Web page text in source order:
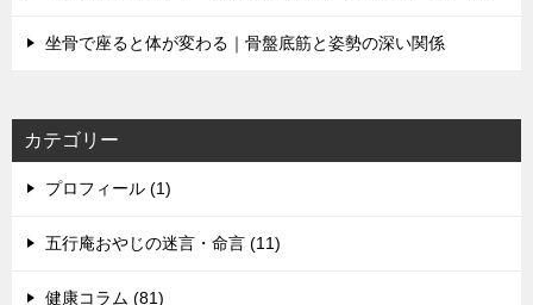
坐骨で座ると体が変わる｜骨盤底筋と姿勢の深い関係
カテゴリー
プロフィール (1)
五行庵おやじの迷言・命言 (11)
健康コラム (81)